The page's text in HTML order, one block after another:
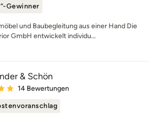
Gewinner
und Baubegleitung aus einer Hand Die
GmbH entwickelt individu...
& Schön
Bewertung: 5 von 5 Sternen
14 Bewertungen